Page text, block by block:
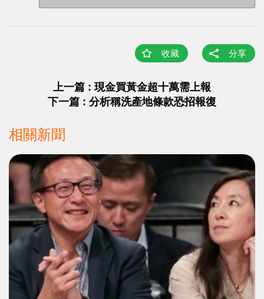
收藏 分享
上一篇 : 現金買黃金超十萬需上報
下一篇 : 分析稱洗產地條款恐招報復
相關新聞